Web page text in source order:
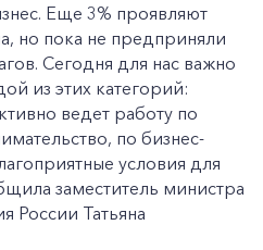
Еще 3% проявляют
но пока не предприняли
Сегодня для нас важно
из этих категорий:
ведет работу по
по бизнес-
условия для
заместитель министра
России Татьяна